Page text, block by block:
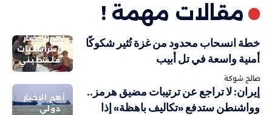
مقالات مهمة !
أهم الاخبار
إسرائيليات
فلسطيني
خطة انسحاب محدود من غزة تُثير شكوكًا
أمنية واسعة في تل أبيب
صالح شوكة
أهم الاخبار
دولي
إيران: لا تراجع عن ترتيبات مضيق هرمز..
وواشنطن ستدفع «تكاليف باهظة» إذا